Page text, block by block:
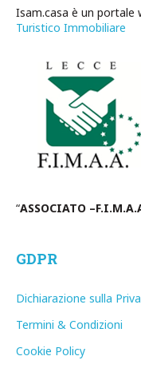
Isam.casa è un portale
Turistico Immobiliare
“ASSOCIATO
GDPR
Dichiarazione sulla
Termini & Condizioni
Cookie Policy